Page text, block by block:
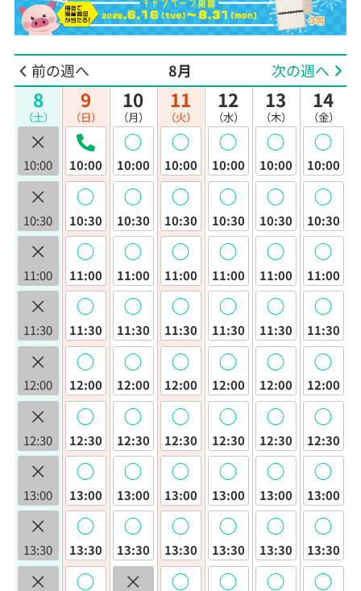
前の週へ 8月 次の週へ
8
（土）
×
10:00
×
10:30
×
11:00
×
11:30
×
12:00
×
12:30
×
13:00
×
13:30
×
9
（日）
10:00
◯
10:30
◯
11:00
◯
11:30
◯
12:00
◯
12:30
◯
13:00
◯
13:30
◯
10
（月）
◯
10:00
◯
10:30
◯
11:00
◯
11:30
◯
12:00
◯
12:30
◯
13:00
◯
13:30
×
11
（火）
◯
10:00
◯
10:30
◯
11:00
◯
11:30
◯
12:00
◯
12:30
◯
13:00
◯
13:30
◯
12
（水）
◯
10:00
◯
10:30
◯
11:00
◯
11:30
◯
12:00
◯
12:30
◯
13:00
◯
13:30
◯
13
（木）
◯
10:00
◯
10:30
◯
11:00
◯
11:30
◯
12:00
◯
12:30
◯
13:00
◯
13:30
◯
14
（金）
◯
10:00
◯
10:30
◯
11:00
◯
11:30
◯
12:00
◯
12:30
◯
13:00
◯
13:30
◯